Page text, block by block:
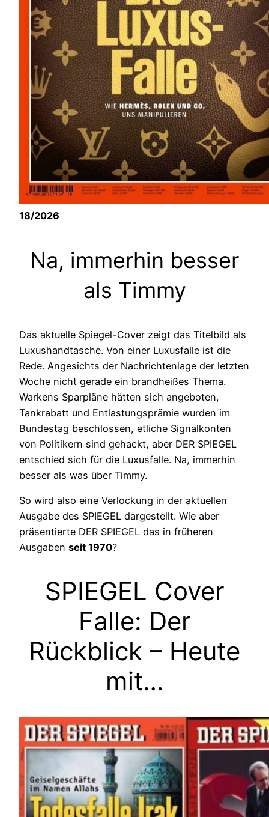
18/2026
Na, immerhin besser
als Timmy
Das aktuelle Spiegel-Cover zeigt das Titelbild als
Luxushandtasche. Von einer Luxusfalle ist die
Rede. Angesichts der Nachrichtenlage der letzten
Woche nicht gerade ein brandheißes Thema.
Warkens Sparpläne hätten sich angeboten,
Tankrabatt und Entlastungsprämie wurden im
Bundestag beschlossen, etliche Signalkonten
von Politikern sind gehackt, aber DER SPIEGEL
entschied sich für die Luxusfalle. Na, immerhin
besser als was über Timmy.
So wird also eine Verlockung in der aktuellen
Ausgabe des SPIEGEL dargestellt. Wie aber
präsentierte DER SPIEGEL das in früheren
Ausgaben seit 1970?
SPIEGEL Cover
Falle: Der
Rückblick – Heute
mit…